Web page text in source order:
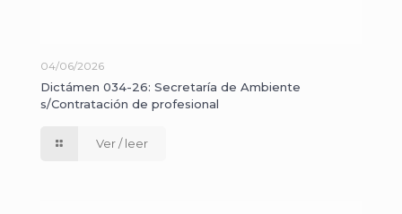
04/06/2026
Dictámen 034-26: Secretaría de Ambiente
s/Contratación de profesional
Ver / leer